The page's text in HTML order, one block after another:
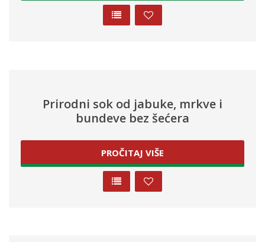
Prirodni sok od jabuke, mrkve i
bundeve bez šećera
PROČITAJ VIŠE